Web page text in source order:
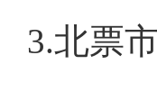
3.北票
未